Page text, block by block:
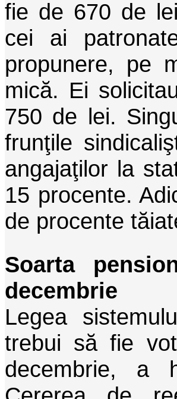
fie de 670 de
cei ai
propunere, pe
mică. Ei
750 de lei.
frunţile
angajaţilor la
15 procente.
de procente
Soarta
decembrie
Legea
trebui să fie
decembrie, a